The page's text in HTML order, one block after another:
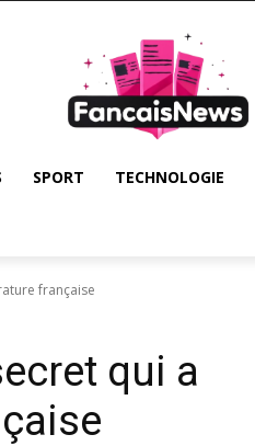
SPORT TECHNOLOGIE
française
qui a